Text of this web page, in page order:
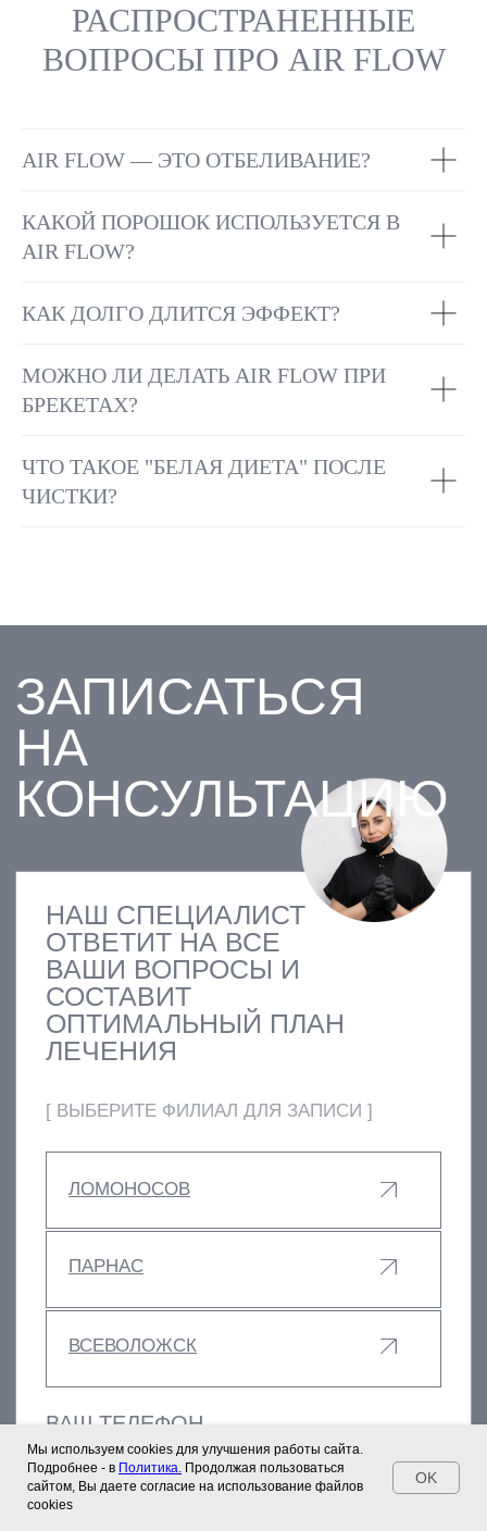
РАСПРОСТРАНЕННЫЕ
ВОПРОСЫ ПРО AIR FLOW
AIR FLOW — ЭТО ОТБЕЛИВАНИЕ?
КАКОЙ ПОРОШОК ИСПОЛЬЗУЕТСЯ В
AIR FLOW?
КАК ДОЛГО ДЛИТСЯ ЭФФЕКТ?
МОЖНО ЛИ ДЕЛАТЬ AIR FLOW ПРИ
БРЕКЕТАХ?
ЧТО ТАКОЕ "БЕЛАЯ ДИЕТА" ПОСЛЕ
ЧИСТКИ?
Мы используем cookies для улучшения работы сайта.
Подробнее - в Политика. Продолжая пользоваться
сайтом, Вы даете согласие на использование файлов
cookies
OK